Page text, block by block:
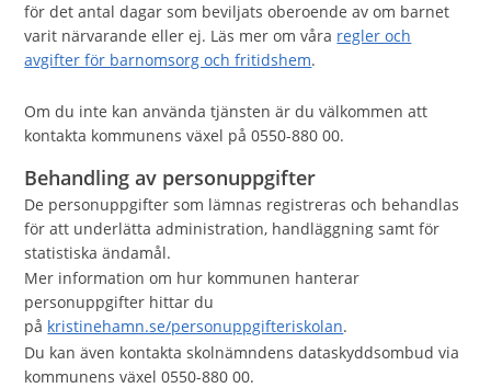
för det antal dagar som beviljats oberoende av om barnet
varit närvarande eller ej. Läs mer om våra regler och
avgifter för barnomsorg och fritidshem.
Om du inte kan använda tjänsten är du välkommen att
kontakta kommunens växel på 0550-880 00.
Behandling av personuppgifter
De personuppgifter som lämnas registreras och behandlas
för att underlätta administration, handläggning samt för
statistiska ändamål.
Mer information om hur kommunen hanterar
personuppgifter hittar du
på kristinehamn.se/personuppgifteriskolan.
Du kan även kontakta skolnämndens dataskyddsombud via
kommunens växel 0550-880 00.